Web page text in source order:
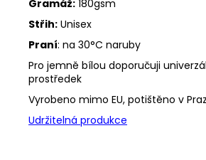
Gramáž: 180gsm
Střih: Unisex
Praní: na 30°C naruby
Pro jemně bílou doporučuji
prostředek
Vyrobeno mimo EU, potištěno v
Udržitelná produkce